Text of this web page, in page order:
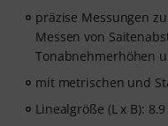
präzise Messungen
Messen von
Tonabnehmerhöhen
mit metrischen und
Linealgröße (L x B):